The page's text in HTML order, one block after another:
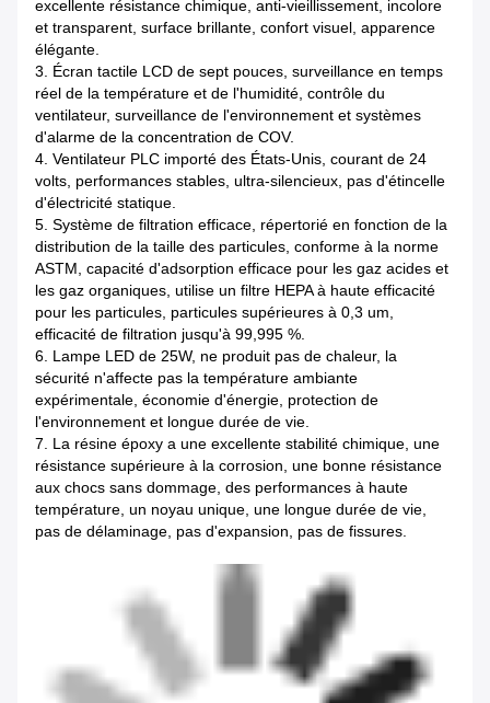
excellente résistance chimique, anti-vieillissement, incolore
et transparent, surface brillante, confort visuel, apparence
élégante.
3. Écran tactile LCD de sept pouces, surveillance en temps
réel de la température et de l'humidité, contrôle du
ventilateur, surveillance de l'environnement et systèmes
d'alarme de la concentration de COV.
4. Ventilateur PLC importé des États-Unis, courant de 24
volts, performances stables, ultra-silencieux, pas d'étincelle
d'électricité statique.
5. Système de filtration efficace, répertorié en fonction de la
distribution de la taille des particules, conforme à la norme
ASTM, capacité d'adsorption efficace pour les gaz acides et
les gaz organiques, utilise un filtre HEPA à haute efficacité
pour les particules, particules supérieures à 0,3 um,
efficacité de filtration jusqu'à 99,995 %.
6. Lampe LED de 25W, ne produit pas de chaleur, la
sécurité n'affecte pas la température ambiante
expérimentale, économie d'énergie, protection de
l'environnement et longue durée de vie.
7. La résine époxy a une excellente stabilité chimique, une
résistance supérieure à la corrosion, une bonne résistance
aux chocs sans dommage, des performances à haute
température, un noyau unique, une longue durée de vie,
pas de délaminage, pas d'expansion, pas de fissures.